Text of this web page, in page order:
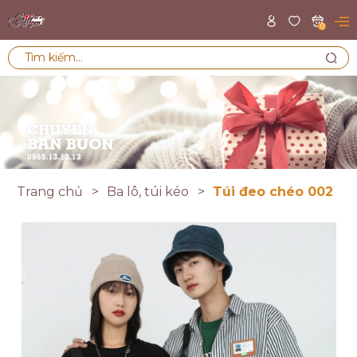
0
Trang chủ Ba lô, túi kéo Túi đeo chéo 002